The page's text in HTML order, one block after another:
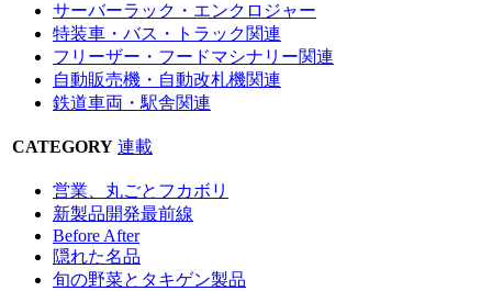
サーバーラック・エンクロジャー
特装車・バス・トラック関連
フリーザー・フードマシナリー関連
自動販売機・自動改札機関連
鉄道車両・駅舎関連
CATEGORY 連載
営業、丸ごとフカボリ
新製品開発最前線
Before After
隠れた名品
旬の野菜とタキゲン製品